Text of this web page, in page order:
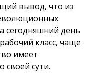
вывод, что из
сегодняшний день
класс, чаще
имеет
сути.